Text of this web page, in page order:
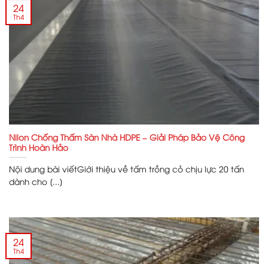
Nilon Chống Thấm Sàn Nhà HDPE – Giải Pháp Bảo Vệ Công
Trình Hoàn Hảo
Nội dung bài viếtGiới thiệu về tấm trồng cỏ chịu lực 20 tấn
dành cho [...]
24
Th4
24
Th4